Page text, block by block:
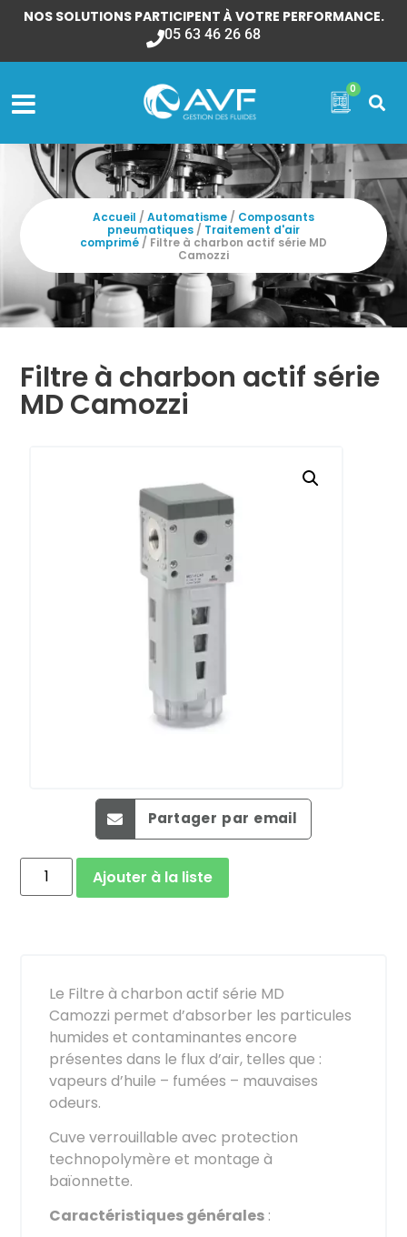
NOS SOLUTIONS PARTICIPENT À VOTRE PERFORMANCE.
05 63 46 26 68
0
Accueil / Automatisme / Composants
pneumatiques / Traitement d'air
comprimé / Filtre à charbon actif série MD
Camozzi
Filtre à charbon actif série
MD Camozzi
Partager par email
Ajouter à la liste
Le Filtre à charbon actif série MD
Camozzi permet d’absorber les particules
humides et contaminantes encore
présentes dans le flux d’air, telles que :
vapeurs d’huile – fumées – mauvaises
odeurs.
Cuve verrouillable avec protection
technopolymère et montage à
baïonnette.
Caractéristiques générales :